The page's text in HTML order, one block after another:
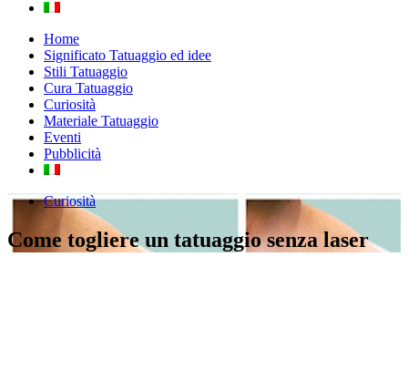
Home
Significato Tatuaggio ed idee
Stili Tatuaggio
Cura Tatuaggio
Curiosità
Materiale Tatuaggio
Eventi
Pubblicità
Curiosità
Come togliere un tatuaggio senza laser